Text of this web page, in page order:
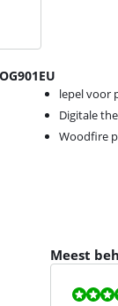
lepel voor
Digitale
Woodfire
Meest
Beoordeling